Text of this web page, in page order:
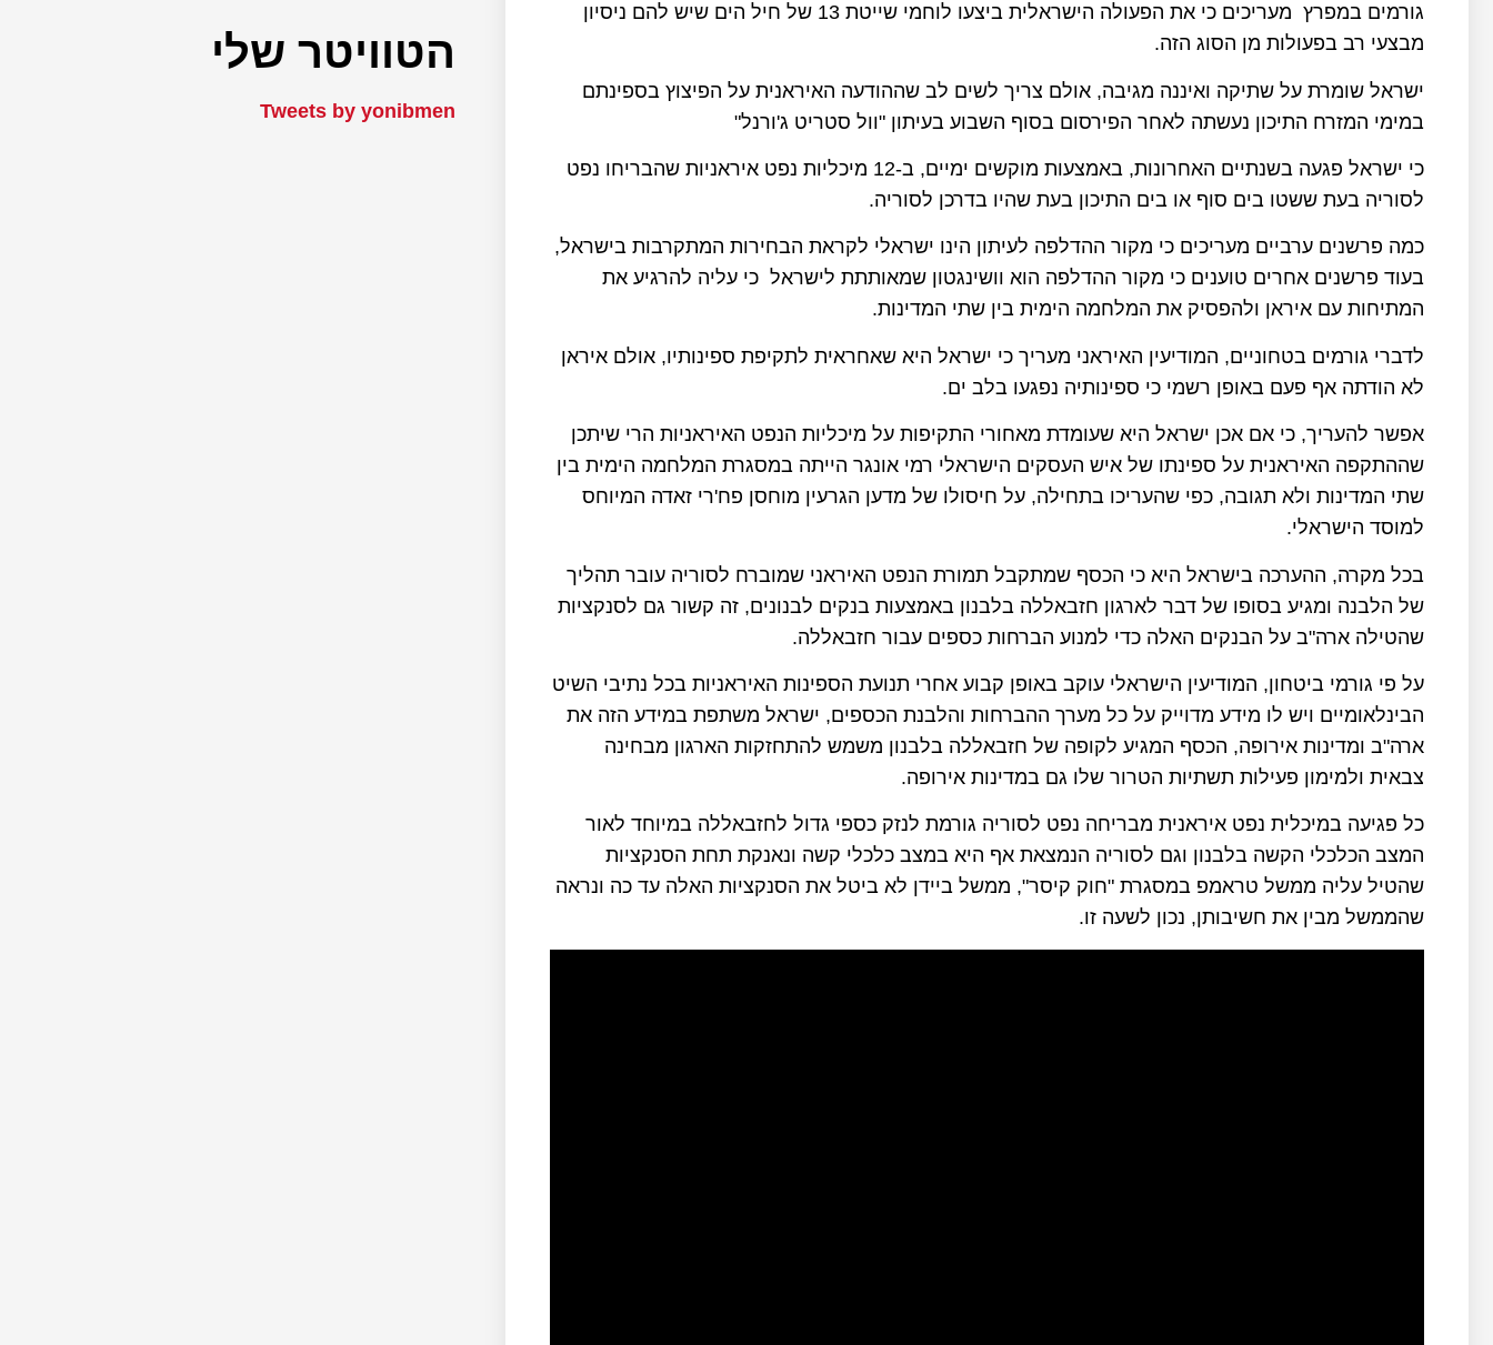
גורמים במפרץ מעריכים כי את הפעולה הישראלית ביצעו לוחמי שייטת 13 של חיל הים שיש להם ניסיון
מבצעי רב בפעולות מן הסוג הזה.
ישראל שומרת על שתיקה ואיננה מגיבה, אולם צריך לשים לב שההודעה האיראנית על הפיצוץ בספינתם
במימי המזרח התיכון נעשתה לאחר הפירסום בסוף השבוע בעיתון "וול סטריט ג'ורנל"
כי ישראל פגעה בשנתיים האחרונות, באמצעות מוקשים ימיים, ב-12 מיכליות נפט איראניות שהבריחו נפט
לסוריה בעת ששטו בים סוף או בים התיכון בעת שהיו בדרכן לסוריה.
כמה פרשנים ערביים מעריכים כי מקור ההדלפה לעיתון הינו ישראלי לקראת הבחירות המתקרבות בישראל,
בעוד פרשנים אחרים טוענים כי מקור ההדלפה הוא וושינגטון שמאותתת לישראל כי עליה להרגיע את
המתיחות עם איראן ולהפסיק את המלחמה הימית בין שתי המדינות.
לדברי גורמים בטחוניים, המודיעין האיראני מעריך כי ישראל היא שאחראית לתקיפת ספינותיו, אולם איראן
לא הודתה אף פעם באופן רשמי כי ספינותיה נפגעו בלב ים.
אפשר להעריך, כי אם אכן ישראל היא שעומדת מאחורי התקיפות על מיכליות הנפט האיראניות הרי שיתכן
שההתקפה האיראנית על ספינתו של איש העסקים הישראלי רמי אונגר הייתה במסגרת המלחמה הימית בין
שתי המדינות ולא תגובה, כפי שהעריכו בתחילה, על חיסולו של מדען הגרעין מוחסן פח'רי זאדה המיוחס
למוסד הישראלי.
בכל מקרה, ההערכה בישראל היא כי הכסף שמתקבל תמורת הנפט האיראני שמוברח לסוריה עובר תהליך
של הלבנה ומגיע בסופו של דבר לארגון חזבאללה בלבנון באמצעות בנקים לבנונים, זה קשור גם לסנקציות
שהטילה ארה"ב על הבנקים האלה כדי למנוע הברחות כספים עבור חזבאללה.
על פי גורמי ביטחון, המודיעין הישראלי עוקב באופן קבוע אחרי תנועת הספינות האיראניות בכל נתיבי השיט
הבינלאומיים ויש לו מידע מדוייק על כל מערך ההברחות והלבנת הכספים, ישראל משתפת במידע הזה את
ארה"ב ומדינות אירופה, הכסף המגיע לקופה של חזבאללה בלבנון משמש להתחזקות הארגון מבחינה
צבאית ולמימון פעילות תשתיות הטרור שלו גם במדינות אירופה.
כל פגיעה במיכלית נפט איראנית מבריחה נפט לסוריה גורמת לנזק כספי גדול לחזבאללה במיוחד לאור
המצב הכלכלי הקשה בלבנון וגם לסוריה הנמצאת אף היא במצב כלכלי קשה ונאנקת תחת הסנקציות
שהטיל עליה ממשל טראמפ במסגרת "חוק קיסר", ממשל ביידן לא ביטל את הסנקציות האלה עד כה ונראה
שהממשל מבין את חשיבותן, נכון לשעה זו.
הטוויטר שלי
Tweets by yonibmen